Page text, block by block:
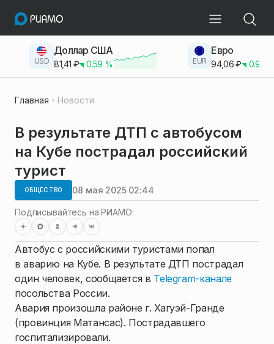
USD
Доллар США
81,41 ₽ 0.59 % EUR
Евро
94,06₽ 0.93
Главная Новости
В результате ДТП с автобусом
на Кубе пострадал российский
турист
ОБЩЕСТВО 08 мая 2025 02:44
Подписывайтесь на РИАМО:
Автобус с российскими туристами попал
в аварию на Кубе. В результате ДТП пострадал
один человек, сообщается в Telegram-канале
посольства России.
Авария произошла районе г. Хагуэй-Гранде
(провинция Матансас). Пострадавшего
госпитализировали.